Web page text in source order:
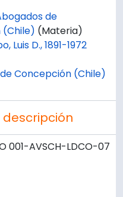
de
(Chile) (Materia)
Luis D., 1891-1972
Concepción (Chile)
001-AVSCH-LDCO-07